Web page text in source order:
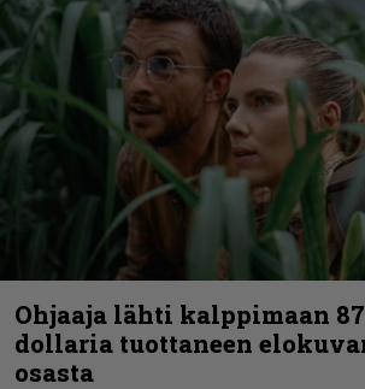
Ohjaaja lähti kalppimaan
dollaria tuottaneen
osasta